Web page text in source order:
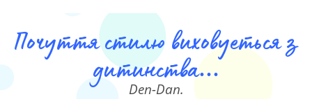
Почуття стилю виховуеться з
дитинства...
Den-Dan.